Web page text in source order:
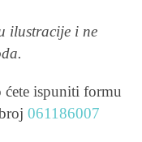
ilustracije i ne
ćete ispuniti formu
061186007